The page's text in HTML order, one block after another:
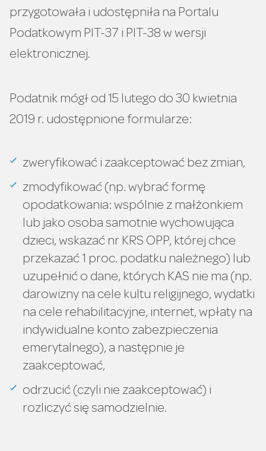
przygotowała i udostępniła na Portalu
Podatkowym PIT-37 i PIT-38 w wersji
elektronicznej.
Podatnik mógł od 15 lutego do 30 kwietnia
2019 r. udostępnione formularze:
zweryfikować i zaakceptować bez zmian,
zmodyfikować (np. wybrać formę
opodatkowania: wspólnie z małżonkiem
lub jako osoba samotnie wychowująca
dzieci, wskazać nr KRS OPP, której chce
przekazać 1 proc. podatku należnego) lub
uzupełnić o dane, których KAS nie ma (np.
darowizny na cele kultu religijnego, wydatki
na cele rehabilitacyjne, internet, wpłaty na
indywidualne konto zabezpieczenia
emerytalnego), a następnie je
zaakceptować,
odrzucić (czyli nie zaakceptować) i
rozliczyć się samodzielnie.